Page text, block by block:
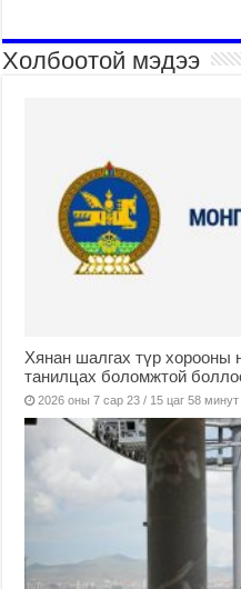
Холбоотой мэдээ
Хянан шалгах түр хорооны
танилцах боломжтой
2026 оны 7 сар 23 / 15 цаг 58 минут